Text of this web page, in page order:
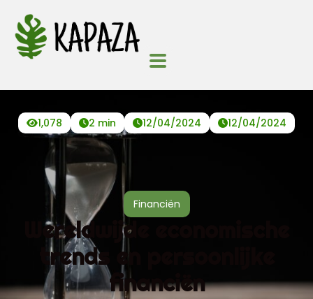
1,078 2 min 12/04/2024 12/04/2024
Financiën
Wereldwijde economische
trends en persoonlijke
financiën